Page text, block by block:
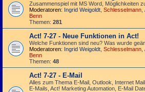
Zusammenspiel mit MS Word, Möglichkeiten
Moderatoren: Ingrid Weigoldt Schlesselmann
Benn
Themen: 281
Act! 7-27 - Neue Funktionen in Act!
Welche Funktionen sind neu? Was wurde
Moderatoren: Ingrid Weigoldt Schlesselmann
Benn
Themen: 48
Act! 7-27 - E-Mail
Alles zum Thema E-Mail, Outlook, Internet
E-Mails, Act! Marketing Automation, E-Mail